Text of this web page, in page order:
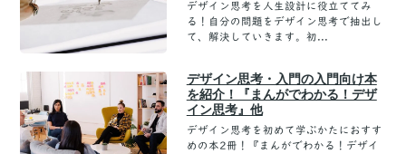
デザイン思考を人生設計に役立ててみ
る！自分の問題をデザイン思考で抽出し
て、解決していきます。初...
デザイン思考・入門の入門向け本
を紹介！『まんがでわかる！デザ
イン思考』他
デザイン思考を初めて学ぶかたにおすす
めの本2冊！『まんがでわかる！デザイ